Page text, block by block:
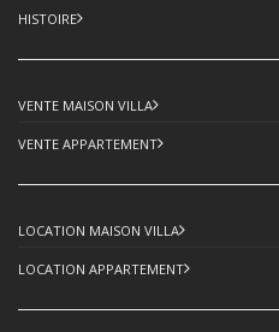
HISTOIRE
VENTE MAISON VILLA
VENTE APPARTEMENT
LOCATION MAISON VILLA
LOCATION APPARTEMENT